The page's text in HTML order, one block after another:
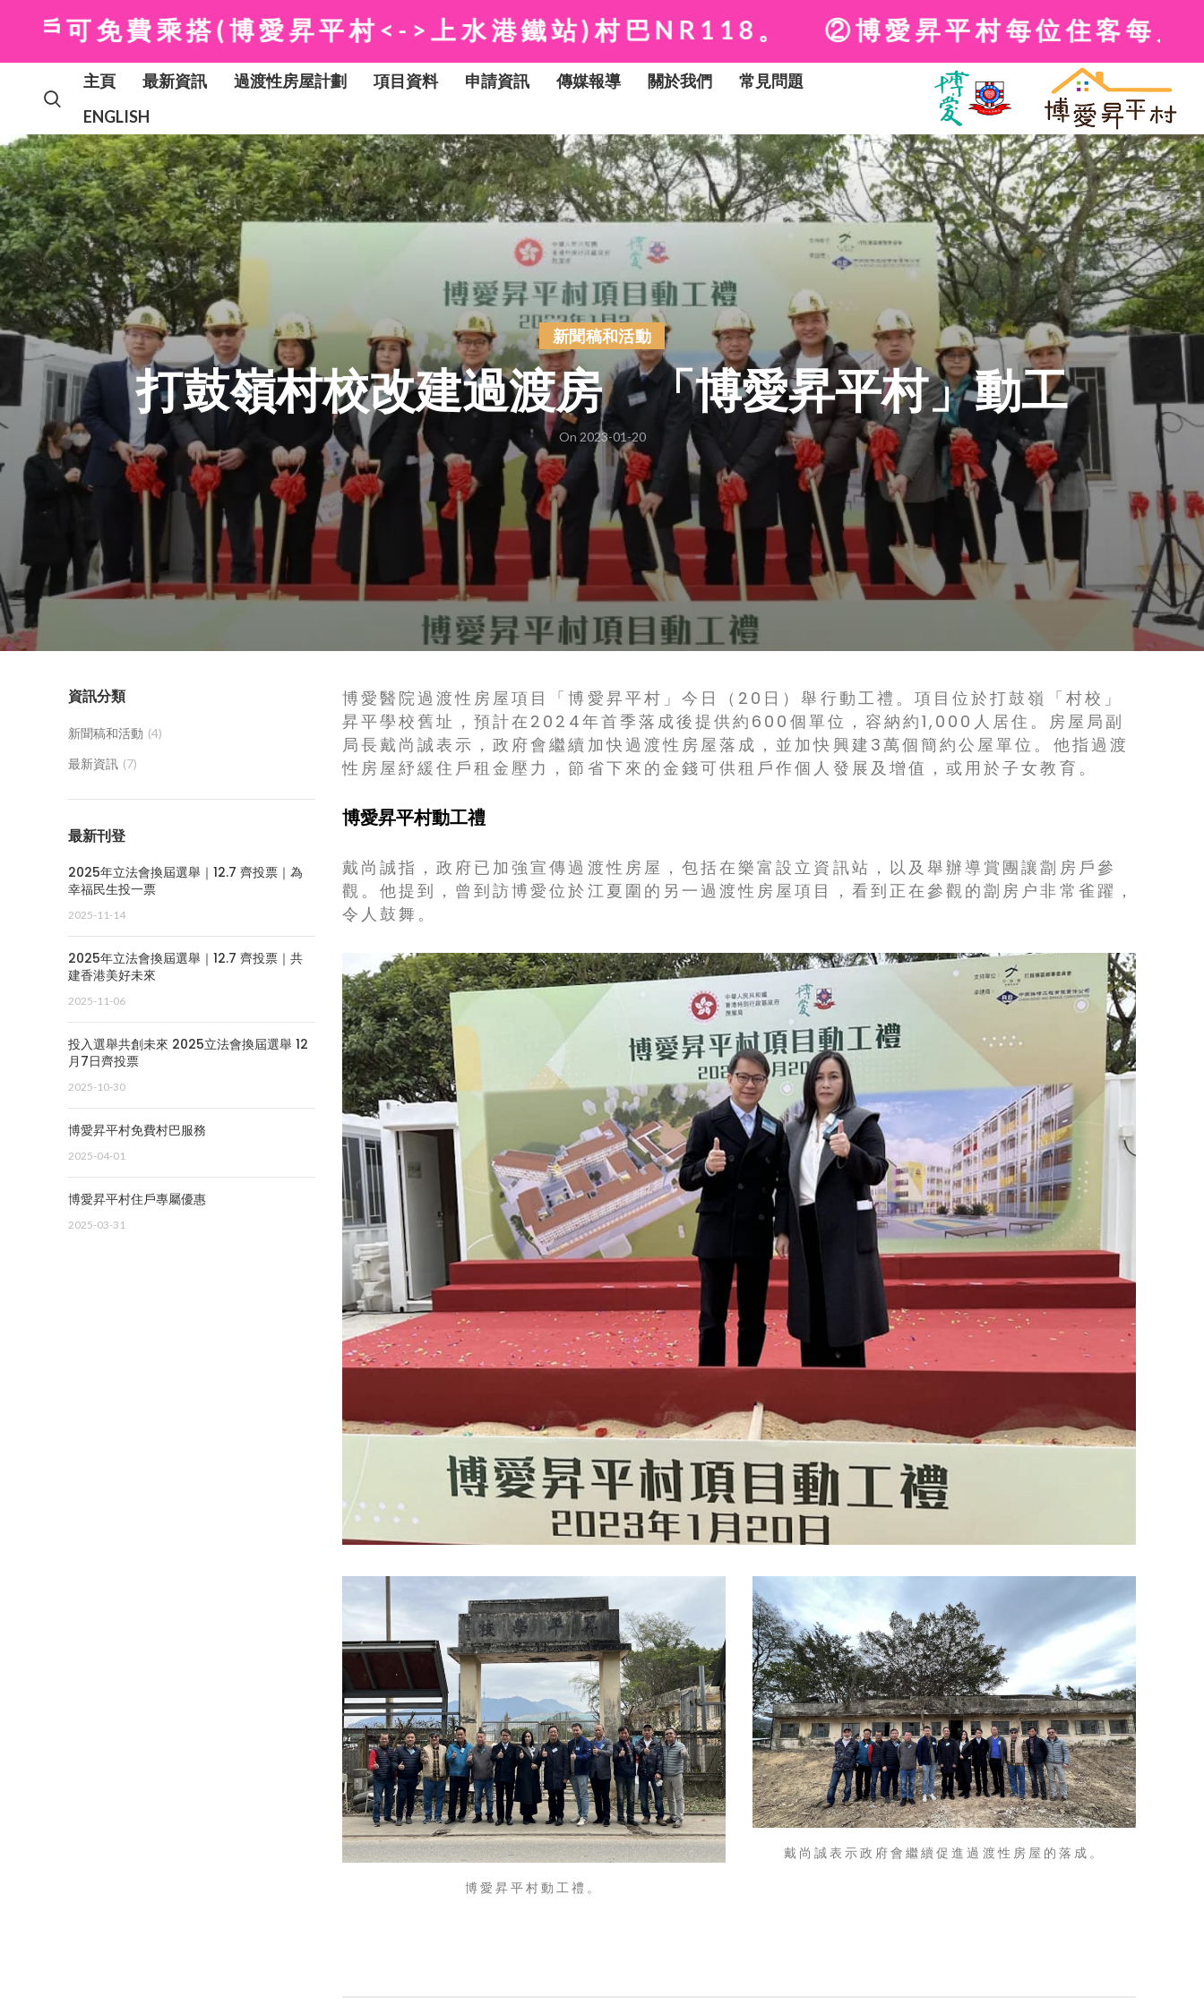
搭(博愛昇平村<->上水港鐵站)村巴NR118。 ②博愛昇平村每位住客每月可獲等值
主頁 最新資訊 過渡性房屋計劃 項目資料 申請資訊 傳媒報導 關於我們
常見問題
ENGLISH
新聞稿和活動
打鼓嶺村校改建過渡房 「博愛昇平村」動工
On 2023-01-20
博愛醫院過渡性房屋項目「博愛昇平村」今日（20日）舉行動工禮。項目位於打鼓嶺「村校」
昇平學校舊址，預計在2024年首季落成後提供約600個單位，容納約1,000人居住。房屋局副
局長戴尚誠表示，政府會繼續加快過渡性房屋落成，並加快興建3萬個簡約公屋單位。他指過渡
性房屋紓緩住戶租金壓力，節省下來的金錢可供租戶作個人發展及增值，或用於子女教育。
博愛昇平村動工禮
戴尚誠指，政府已加強宣傳過渡性房屋，包括在樂富設立資訊站，以及舉辦導賞團讓劏房戶參
觀。他提到，曾到訪博愛位於江夏圍的另一過渡性房屋項目，看到正在參觀的劏房户非常雀躍，
令人鼓舞。
博愛昇平村動工禮。
戴尚誠表示政府會繼續促進過渡性房屋的落成。
資訊分類
新聞稿和活動 (4)
最新資訊 (7)
最新刊登
2025年立法會換屆選舉｜12.7 齊投票｜為
幸福民生投一票
2025-11-14
2025年立法會換屆選舉｜12.7 齊投票｜共
建香港美好未來
2025-11-06
投入選舉共創未來 2025立法會換屆選舉 12
月7日齊投票
2025-10-30
博愛昇平村免費村巴服務
2025-04-01
博愛昇平村住戶專屬優惠
2025-03-31